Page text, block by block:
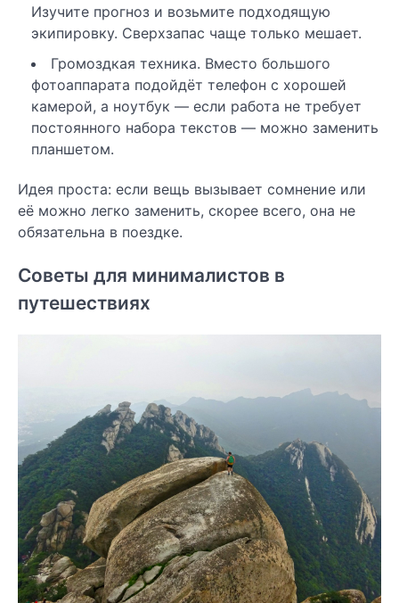
Изучите прогноз и возьмите подходящую
экипировку. Сверхзапас чаще только мешает.
Громоздкая техника. Вместо большого
фотоаппарата подойдёт телефон с хорошей
камерой, а ноутбук — если работа не требует
постоянного набора текстов — можно заменить
планшетом.
Идея проста: если вещь вызывает сомнение или
её можно легко заменить, скорее всего, она не
обязательна в поездке.
Советы для минималистов в
путешествиях